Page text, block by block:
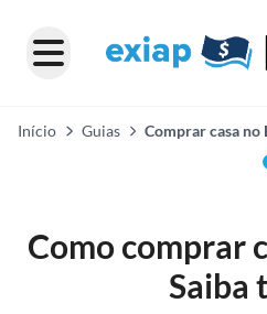
Início Guias
Comprar casa no
Como comprar
Saiba